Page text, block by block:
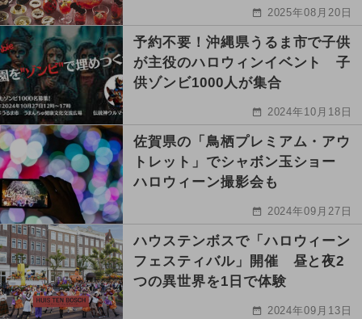
2025年08月20日
予約不要！沖縄県うるま市で子供
が主役のハロウィンイベント 子
供ゾンビ1000人が集合
2024年10月18日
佐賀県の「鳥栖プレミアム・アウ
トレット」でシャボン玉ショー
ハロウィーン撮影会も
2024年09月27日
ハウステンボスで「ハロウィーン
フェスティバル」開催 昼と夜2
つの異世界を1日で体験
2024年09月13日